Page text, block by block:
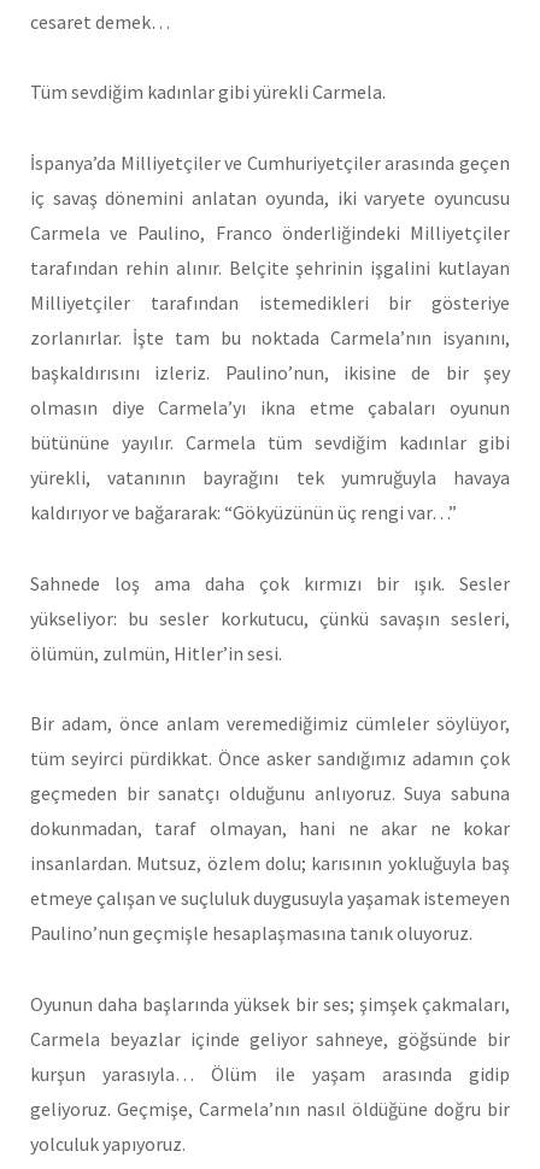
cesaret demek…
Tüm sevdiğim kadınlar gibi yürekli Carmela.
İspanya’da Milliyetçiler ve Cumhuriyetçiler arasında geçen
iç savaş dönemini anlatan oyunda, iki varyete oyuncusu
Carmela ve Paulino, Franco önderliğindeki Milliyetçiler
tarafından rehin alınır. Belçite şehrinin işgalini kutlayan
Milliyetçiler tarafından istemedikleri bir gösteriye
zorlanırlar. İşte tam bu noktada Carmela’nın isyanını,
başkaldırısını izleriz. Paulino’nun, ikisine de bir şey
olmasın diye Carmela’yı ikna etme çabaları oyunun
bütününe yayılır. Carmela tüm sevdiğim kadınlar gibi
yürekli, vatanının bayrağını tek yumruğuyla havaya
kaldırıyor ve bağararak: “Gökyüzünün üç rengi var…”
Sahnede loş ama daha çok kırmızı bir ışık. Sesler
yükseliyor: bu sesler korkutucu, çünkü savaşın sesleri,
ölümün, zulmün, Hitler’in sesi.
Bir adam, önce anlam veremediğimiz cümleler söylüyor,
tüm seyirci pürdikkat. Önce asker sandığımız adamın çok
geçmeden bir sanatçı olduğunu anlıyoruz. Suya sabuna
dokunmadan, taraf olmayan, hani ne akar ne kokar
insanlardan. Mutsuz, özlem dolu; karısının yokluğuyla baş
etmeye çalışan ve suçluluk duygusuyla yaşamak istemeyen
Paulino’nun geçmişle hesaplaşmasına tanık oluyoruz.
Oyunun daha başlarında yüksek bir ses; şimşek çakmaları,
Carmela beyazlar içinde geliyor sahneye, göğsünde bir
kurşun yarasıyla… Ölüm ile yaşam arasında gidip
geliyoruz. Geçmişe, Carmela’nın nasıl öldüğüne doğru bir
yolculuk yapıyoruz.